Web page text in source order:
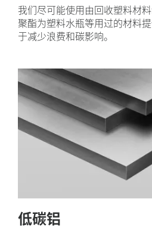
我们尽可能使用由回收塑料材
聚酯为塑料水瓶等用过的材料
于减少浪费和碳影响。
低碳铝